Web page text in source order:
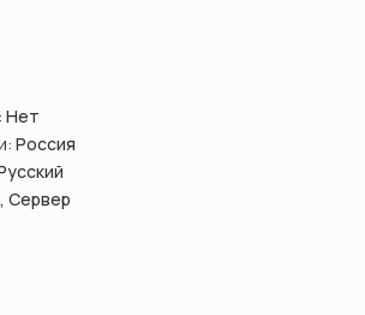
Нет
Россия
Сервер